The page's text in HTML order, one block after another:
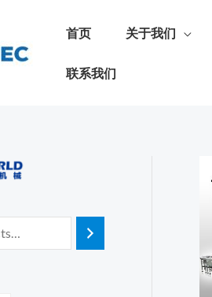
首页 关于我们
联系我们